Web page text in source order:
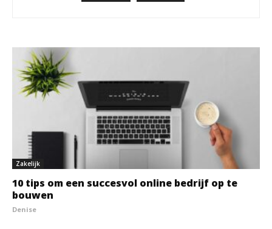
Zakelijk
10 tips om een succesvol online bedrijf op te
bouwen
Denise